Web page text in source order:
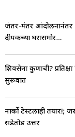
जंतर-मंतर आंदोलनानंतर
दीपकेंच्या घरासमोर...
शिवसेना कुणाची?
सुरूवात
नार्को टेस्टलाही तयार!;
सडेतोड उत्तर